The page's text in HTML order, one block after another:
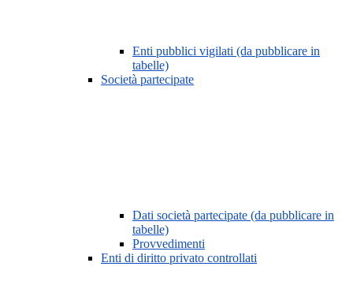
Enti pubblici vigilati (da pubblicare in
tabelle)
Società partecipate
Dati società partecipate (da pubblicare in
tabelle)
Provvedimenti
Enti di diritto privato controllati